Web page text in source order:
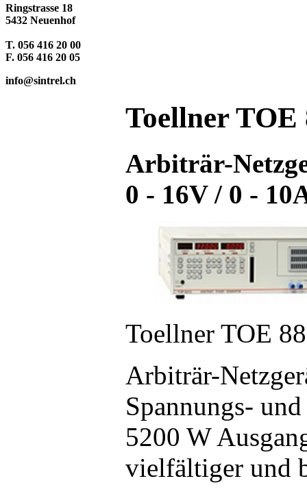
Ringstrasse 18
5432 Neuenhof
T. 056 416 20 00
F. 056 416 20 05
info@sintrel.ch
Toellner TOE
Arbiträr-
0 - 16V / 0 -
Toellner TOE
Arbiträr-
Spannungs-
5200 W
vielfältiger und